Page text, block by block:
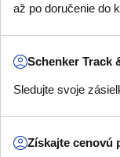
až po doručenie do
Schenker Track
Sledujte svoje
Získajte cenovú